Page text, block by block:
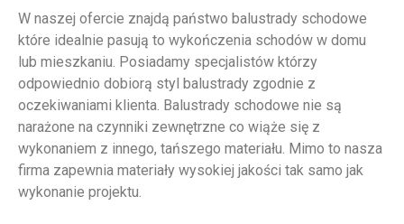
W naszej ofercie znajdą państwo balustrady schodowe
które idealnie pasują to wykończenia schodów w domu
lub mieszkaniu. Posiadamy specjalistów którzy
odpowiednio dobiorą styl balustrady zgodnie z
oczekiwaniami klienta. Balustrady schodowe nie są
narażone na czynniki zewnętrzne co wiąże się z
wykonaniem z innego, tańszego materiału. Mimo to nasza
firma zapewnia materiały wysokiej jakości tak samo jak
wykonanie projektu.